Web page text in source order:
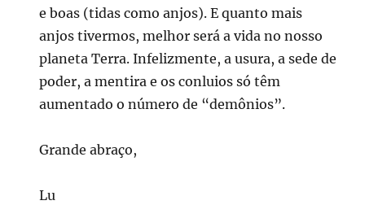
e boas (tidas como anjos). E quanto mais
anjos tivermos, melhor será a vida no nosso
planeta Terra. Infelizmente, a usura, a sede de
poder, a mentira e os conluios só têm
aumentado o número de “demônios”.
Grande abraço,
Lu